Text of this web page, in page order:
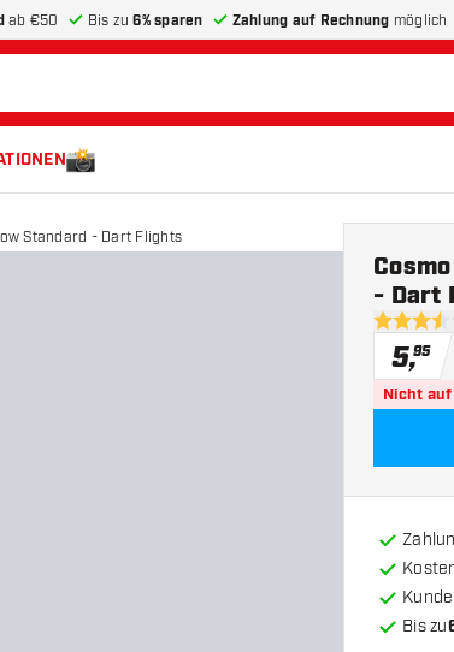
ab €50 Bis zu6% sparen Zahlung auf Rechnung möglich
Standard - Dart Flights
3.5
- Dart
5,95
Nicht
Bis zu